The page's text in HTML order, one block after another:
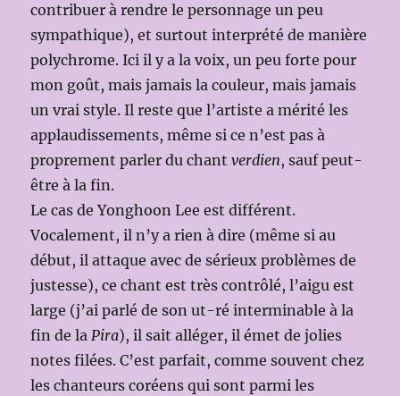
contribuer à rendre le personnage un peu
sympathique), et surtout interprété de manière
polychrome. Ici il y a la voix, un peu forte pour
mon goût, mais jamais la couleur, mais jamais
un vrai style. Il reste que l’artiste a mérité les
applaudissements, même si ce n’est pas à
proprement parler du chantverdien, sauf peut-
être à la fin.
Le cas de Yonghoon Lee est différent.
Vocalement, il n’y a rien à dire (même si au
début, il attaque avec de sérieux problèmes de
justesse), ce chant est très contrôlé, l’aigu est
large (j’ai parlé de son ut-ré interminable à la
fin de laPira), il sait alléger, il émet de jolies
notes filées. C’est parfait, comme souvent chez
les chanteurs coréens qui sont parmi les